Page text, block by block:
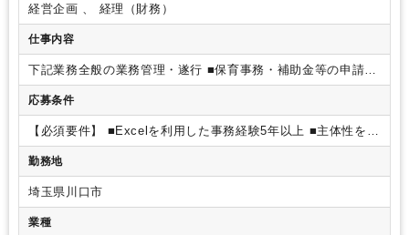
経営企画 、 経理（財務）
仕事内容
下記業務全般の業務管理・遂行 ■保育事務・補助金等の申請業
務■行政・保育園からの問い合わせ対応■その他
応募条件
【必須要件】 ■Excelを利用した事務経験5年以上 ■主体性をも
って業務に取り組める方■PCスキルのある方（Excel、
Word、PowerPoint）
ミュニケーションを円滑に取れる方
も最後までやり抜く事ができる方
勤務地
埼玉県川口市
業種